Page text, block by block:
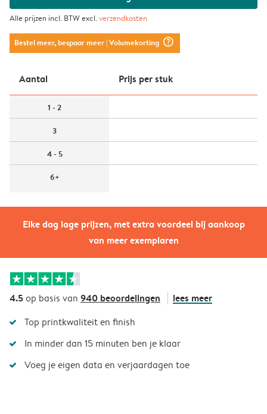
Elke dag lage prijzen, met extra voordeel bij aankoop
van meer exemplaren
Alle prijzen incl. BTW excl.verzendkosten
Bestel meer, bespaar meer| Volumekorting question_mark_circle
Aantal Prijs per stuk
1 - 2
3
4 - 5
6+
4.5op basis van 940 beoordelingen lees meer
Top printkwaliteit en finish
In minder dan 15 minuten ben je klaar
Voeg je eigen data en verjaardagen toe